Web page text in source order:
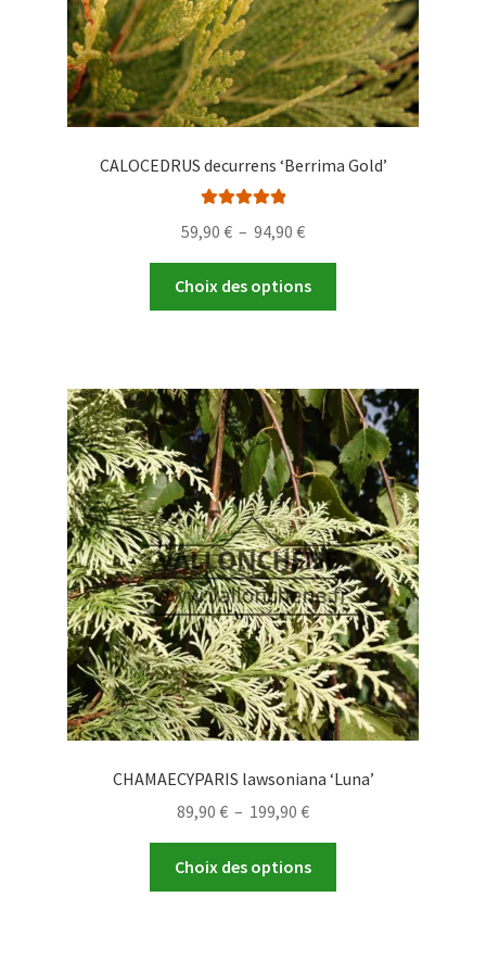
du
produit
CALOCEDRUS decurrens ‘Berrima Gold’
59,90 € – 94,90 €Plage
prix :
59,90 €
Choix des options
Les
options
peuvent
être
choisies
sur
la
page
du
produit
CHAMAECYPARIS lawsoniana ‘Luna’
89,90 € – 199,90 €Plage
de
prix :
89,90 €
Choix des options